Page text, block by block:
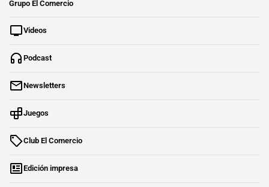
Grupo El Comercio
Videos
Podcast
Newsletters
Juegos
Club El Comercio
Edición impresa